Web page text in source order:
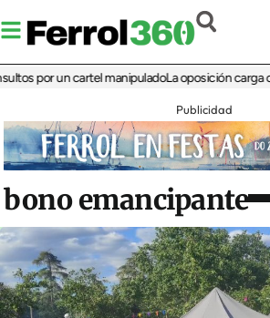
un cartel manipuladoLa oposición carga contra
Publicidad
bono emancipante